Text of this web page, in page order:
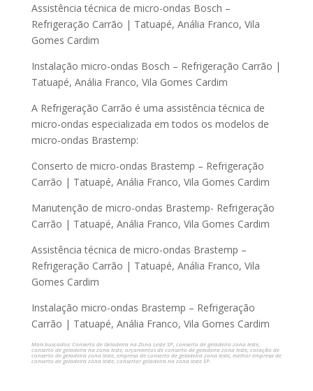
Assistência técnica de micro-ondas Bosch –
Refrigeração Carrão | Tatuapé, Anália Franco, Vila
Gomes Cardim
Instalação micro-ondas Bosch – Refrigeração Carrão |
Tatuapé, Anália Franco, Vila Gomes Cardim
A Refrigeração Carrão é uma assistência técnica de
micro-ondas especializada em todos os modelos de
micro-ondas Brastemp:
Conserto de micro-ondas Brastemp – Refrigeração
Carrão | Tatuapé, Anália Franco, Vila Gomes Cardim
Manutenção de micro-ondas Brastemp- Refrigeração
Carrão | Tatuapé, Anália Franco, Vila Gomes Cardim
Assistência técnica de micro-ondas Brastemp –
Refrigeração Carrão | Tatuapé, Anália Franco, Vila
Gomes Cardim
Instalação micro-ondas Brastemp – Refrigeração
Carrão | Tatuapé, Anália Franco, Vila Gomes Cardim
Mais buscados: Conserto de Geladeira na Zona Leste SP, conserto de geladeira zona leste,
conserto de geladeira na zona leste, orçamentos de conserto de geladeira zona leste, cotação de
conserto de geladeira zona leste, empresa de conserto de geladeira zona leste, melhor empresa de
conserto de geladeira zona leste, consertar geladeira na zona leste SP.